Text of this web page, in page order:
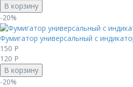
В корзину
-20%
Фумигатор универсальный с
150 Р
120 Р
В корзину
-20%